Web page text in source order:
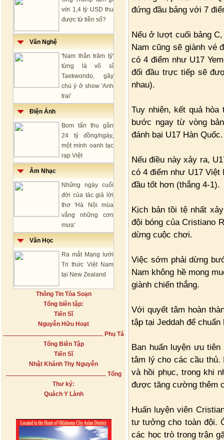
với 1,4 tỷ USD thu
được từ tiền số?
Văn Nghệ
'Nam thần trăm tỷ'
từng là võ sĩ
Taekwondo, gây
chú ý ở show 'Anh
trai'
Điện Ảnh
Bom tấn thu gần
24 tỷ đồng/ngày,
một mình oanh tạc
rạp Việt
Âm Nhạc
Những ngày cuối
đời của tác giả lời
thơ 'Hà Nội mùa
vắng những cơn
mưa'
Văn Học
Ra mắt Mạng lưới
Tri thức Việt Nam
tại New Zealand
Thông Tin Tòa Soạn
Tổng biên tập:
Tiến Sĩ
Nguyễn Hữu Hoạt
Phụ Tá
Tổng Biên Tập
Tiến Sĩ
Nhật Khánh Thy Nguyễn
Tổng
Thư ký:
Quách Y Lành
đứng đầu bảng với 7
Nếu ở lượt cuối bảng
Nam cũng sẽ giành vé
có 4 điểm như U17
đối đầu trực tiếp sẽ
nhau).
Tuy nhiên, kết quả
bước ngay từ vòng
đánh bại U17 Hàn Quốc.
Nếu điều này xảy ra,
có 4 điểm như U17 Việt
đầu tốt hơn (thắng 4-1).
Kịch bản tồi tệ nhất
đội bóng của Cristiano
dừng cuộc chơi.
Việc sớm phải dừng
Nam không hề mong
giành chiến thắng.
Với quyết tâm hoàn
tập tại Jeddah để
Ban huấn luyện ưu
tâm lý cho các cầu
và hồi phục, trong khi
được tăng cường thêm
Huấn luyện viên
tư tưởng cho toàn đội.
các học trò trong trận